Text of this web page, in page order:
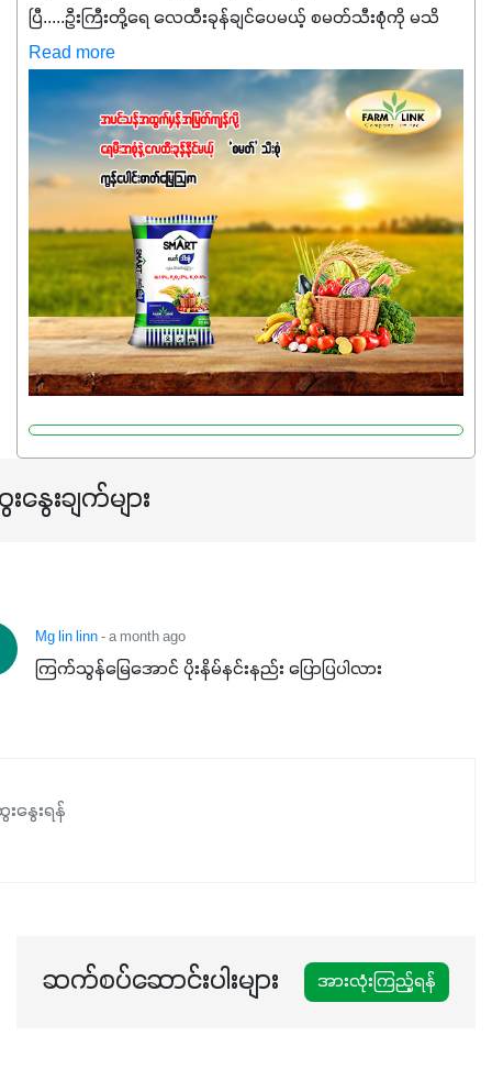
ပြီ.....ဦးကြီးတို့ရေ ‌လေထီးခုန်ချင်ပေမယ့် စမတ်သီးစုံကို မသိ
သေးရင်တော့ ဒီစာလေးကို ဆက်ဖတ်‌ပေးပါ #စမတ်သီးစုံဆိုတာ
အပင်တိုင်းအတွက် အဓိကအာဟာရNPK (19:7:8)နဲ့ #ဟူးမစ်
အက်စစ်တို့ အချိုးကျ ပေါင်းစပ်ထားတဲ့ ကွန်ပေါင်း
ဓာတ်မြေဩဇာဖြစ်ပါတယ်။ အဓိကအကျိုးကျေးဇူးတွေအနေနဲ့
ကတော့ နိုက်ထရိုဂျင် 19%ပါဝင်တဲ့အတွက် ကလိုရိုဖီးလ်ဖွဲ့စည်း
မှုကို အားပေးကာ သီးနှံပင်များ၏အရွက်များစိမ်းလန်းသန်စွမ်း
ပြီး အစာချက်လုပ်မှုအားကောင်းစေပါတယ်။ အပင်၏ပင်ပိုင်း
ကြီးထွားမှုကို တိုးမြင့်စေကာ အပင်သန်၍ အကြီးမြန်စေပါတယ်။
သင့်တော်တဲ့ Phosphorus 7%ပါဝင်မှုကြောင့် အပင်ရဲ့ အမြစ်
ဖွဲ့စည်းတည်ဆောက်မှုကို ပို၍သန်မာလာအောင် အားပေးပါ
တယ်။ ဒါ့အပြင် ပန်းပွင့်ခြင်း၊အသီးသီးခြင်း၊အစေ့တည်ခြင်း
လုပ်ငန်းစဉ်များကိုလည်း အားပေးပါတယ်။ လုံလောက်တဲ့
အရသာ ပိုမိုကောင်းမွန်စေဖို့အတွက် လိုအပ်တဲ့အာဟာရဓာတ်
ဖြစ်ပါတယ်။ ဟူးမစ်အက်စစ်ပါဝင်ပေါင်းစပ်ထားတဲ့အတွက်
နှံစားသီးနှံများ၊ပဲအမျိုးမျိုး၊ဟင်းသီးဟင်းရွက်နဲ့ ဥယျာဉ်ခြံသီးနှံ
အားလုံးမှာ အသုံးပြုနိုင်တယ်ဆိုတော့ တစ်မျိုးတည်းနဲ့ အားလုံး
Read more
နွေးချက်များ
Mg lin linn- a month ago
ကြက်သွန်မြေအောင် ပိုးနိမ်နင်းနည်း ပြောပြပါလား
နွေးရန်
ဆက်စပ်ဆောင်းပါးများ အားလုံးကြည့်ရန်